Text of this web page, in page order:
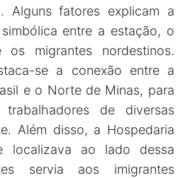
Alguns fatores explicam a
entre a estação, o
migrantes nordestinos.
se a conexão entre a
e o Norte de Minas, para
trabalhadores de diversas
Além disso, a Hospedaria
localizava ao lado dessa
servia aos imigrantes